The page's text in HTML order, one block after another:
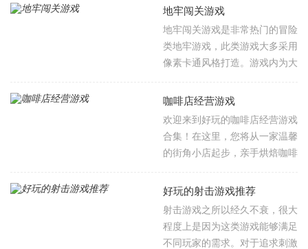
童游戏，快来下载体验吧。
表达的意思都是刚刚好的，游戏
的玩法以及游戏的内容有很多，
不同的游戏玩法给孩子带来不同
的并且十分精彩的游戏体验，小
地牢闯关游戏
地牢闯关游戏是非常热门的冒险
类地牢游戏，此类游戏大多采用
像素卡通风格打造。游戏内为大
在这里大家可以自由选择自己心
仪的角色前往地牢当中展开冒
险，在这里你需要收集各种道具
与战利品，消灭你所见到的敌
戏感兴趣的玩家不要错过，欢迎
大家在本站下载游玩。
咖啡店经营游戏
欢迎来到好玩的咖啡店经营游戏
合集！在这里，您将从一家温馨
的街角小店起步，亲手烘焙咖啡
泡，为形形色色的客人奉上一杯
杯治愈饮品。我们精选了涵盖种
植咖啡树、烘焙工艺到店铺连锁
经营的多元佳作，每款游戏都让
好玩的射击游戏推荐
射击游戏之所以经久不衰，很大
程度上是因为这类游戏能够满足
不同玩家的需求。对于追求刺激